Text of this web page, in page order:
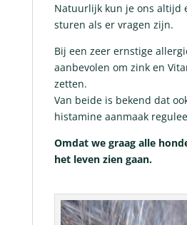
Natuurlijk kun je ons altijd
sturen als er vragen zijn.
Bij een zeer ernstige
aanbevolen om zink en
zetten.
Van beide is bekend dat
histamine aanmaak
Omdat we graag alle
het leven zien gaan.